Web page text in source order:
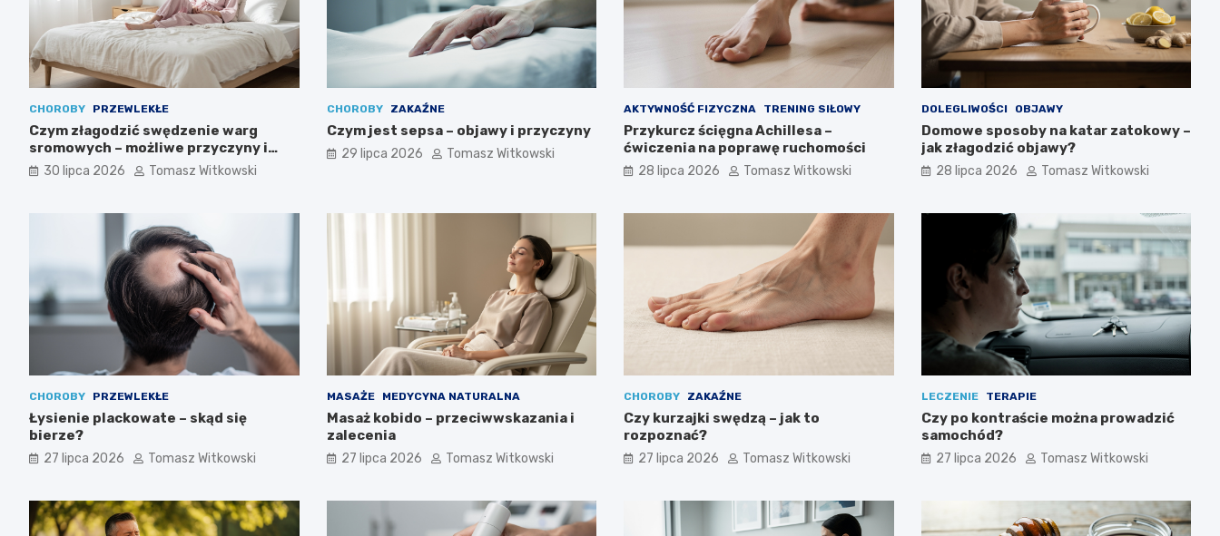
CHOROBY PRZEWLEKŁE
Czym złagodzić swędzenie warg
sromowych – możliwe przyczyny i
pomoc
30 lipca 2026 Tomasz Witkowski
CHOROBY ZAKAŹNE
Czym jest sepsa – objawy i przyczyny
29 lipca 2026 Tomasz Witkowski
AKTYWNOŚĆ FIZYCZNA TRENING SIŁOWY
Przykurcz ścięgna Achillesa –
ćwiczenia na poprawę ruchomości
28 lipca 2026 Tomasz Witkowski
DOLEGLIWOŚCI OBJAWY
Domowe sposoby na katar zatokowy –
jak złagodzić objawy?
28 lipca 2026 Tomasz Witkowski
CHOROBY PRZEWLEKŁE
Łysienie plackowate – skąd się
bierze?
27 lipca 2026 Tomasz Witkowski
MASAŻE MEDYCYNA NATURALNA
Masaż kobido – przeciwwskazania i
zalecenia
27 lipca 2026 Tomasz Witkowski
CHOROBY ZAKAŹNE
Czy kurzajki swędzą – jak to
rozpoznać?
27 lipca 2026 Tomasz Witkowski
LECZENIE TERAPIE
Czy po kontraście można prowadzić
samochód?
27 lipca 2026 Tomasz Witkowski